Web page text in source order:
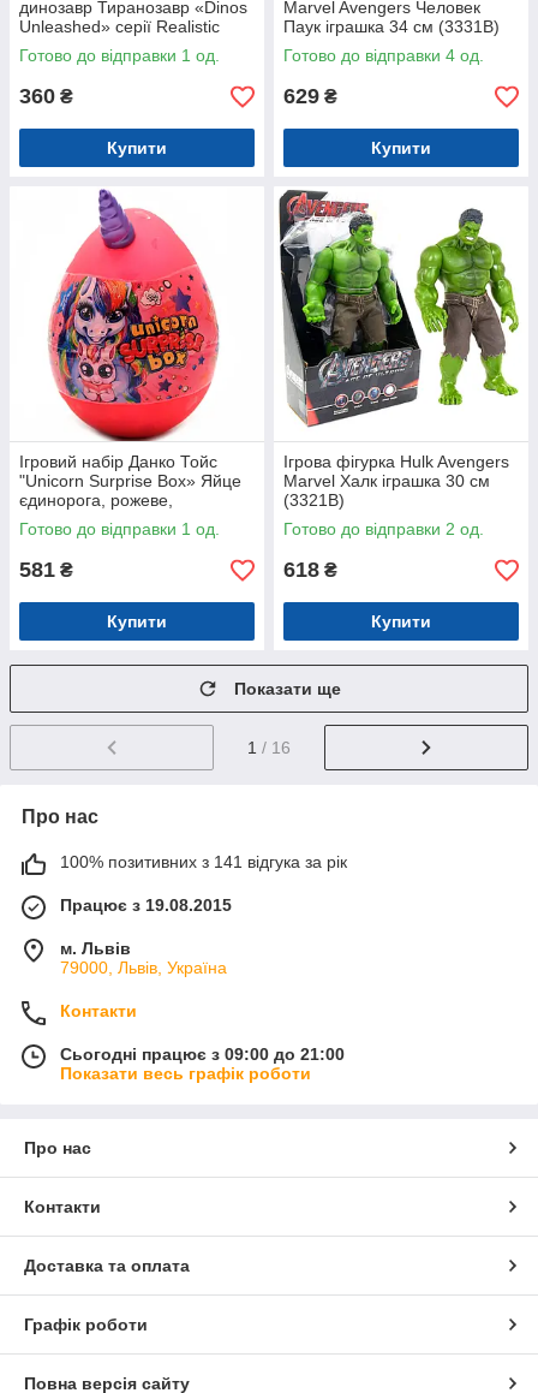
динозавр Тиранозавр «Dinos
Unleashed» серії Realistic
звук 13*25*7 см (31123T)
Готово до відправки 1 од.
360 ₴
Купити
Marvel Avengers Человек
Паук іграшка 34 см (3331B)
Готово до відправки 4 од.
629 ₴
Купити
Ігровий набір Данко Тойс
"Unicorn Surprise Box» Яйце
єдинорога, рожеве,
українську мову, 30х20 см
(USB-01-01U)
Готово до відправки 1 од.
581 ₴
Купити
Ігрова фігурка Hulk Avengers
Marvel Халк іграшка 30 см
(3321B)
Готово до відправки 2 од.
618 ₴
Купити
Показати ще
1 / 16
Про нас
100% позитивних з 141 відгука за рік
Працює з 19.08.2015
м. Львів
79000, Львів, Україна
Контакти
Сьогодні працює з 09:00 до 21:00
Показати весь графік роботи
Про нас
Контакти
Доставка та оплата
Графік роботи
Повна версія сайту